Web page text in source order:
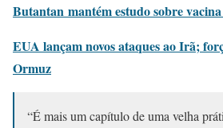
Butantan mantém estudo sobre
EUA lançam novos ataques ao Irã;
Ormuz
“É mais um capítulo de uma velha